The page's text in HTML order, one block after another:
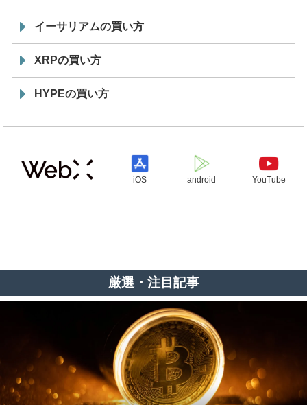
イーサリアムの買い方
XRPの買い方
HYPEの買い方
iOS android YouTube
厳選・注目記事